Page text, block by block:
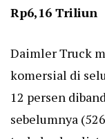
Rp6,16 Triliun
Daimler Truck
komersial di
12 persen
sebelumnya